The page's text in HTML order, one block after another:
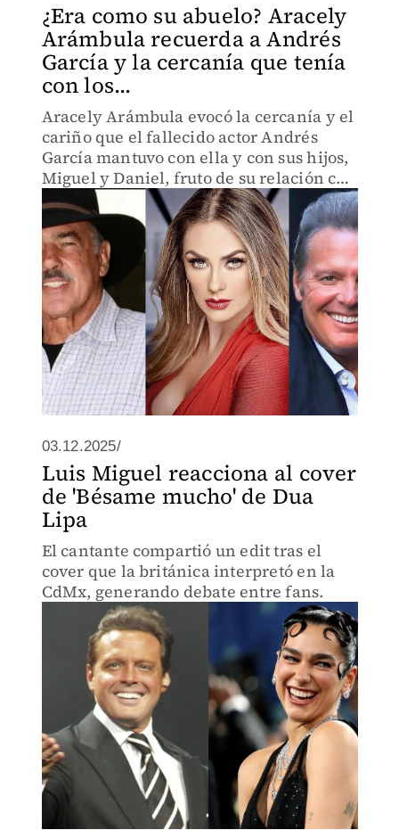
¿Era como su abuelo? Aracely
Arámbula recuerda a Andrés
García y la cercanía que tenía
con los...
Aracely Arámbula evocó la cercanía y el
cariño que el fallecido actor Andrés
García mantuvo con ella y con sus hijos,
Miguel y Daniel, fruto de su relación con
Luis Miguel.
03.12.2025/
Luis Miguel reacciona al cover
de 'Bésame mucho' de Dua
Lipa
El cantante compartió un edit tras el
cover que la británica interpretó en la
CdMx, generando debate entre fans.